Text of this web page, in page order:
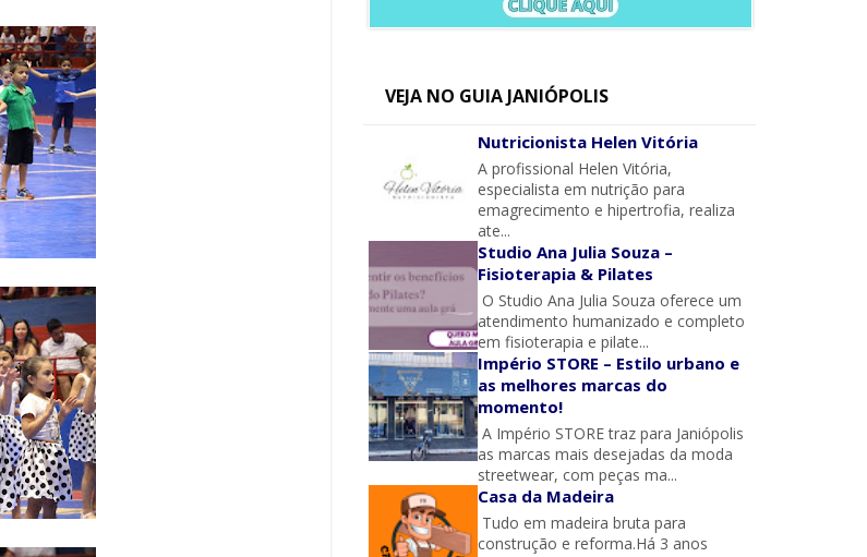
VEJA NO GUIA JANIÓPOLIS
Nutricionista Helen Vitória
A profissional Helen Vitória,
especialista em nutrição para
emagrecimento e hipertrofia, realiza
ate...
Studio Ana Julia Souza –
Fisioterapia & Pilates
O Studio Ana Julia Souza oferece um
atendimento humanizado e completo
em fisioterapia e pilate...
Império STORE – Estilo urbano e
as melhores marcas do
momento!
A Império STORE traz para Janiópolis
as marcas mais desejadas da moda
streetwear, com peças ma...
Casa da Madeira
Tudo em madeira bruta para
construção e reforma.Há 3 anos